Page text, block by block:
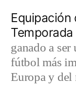
contenido
Equipación
Temporada
ganado a
fútbol más
Europa y del